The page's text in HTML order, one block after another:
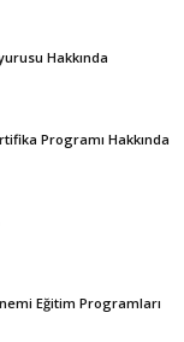
Hakkında
Programı Hakkında
Eğitim Programları